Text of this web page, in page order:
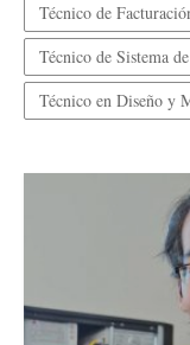
Técnico de
Técnico de Sistema
Técnico en Diseño y